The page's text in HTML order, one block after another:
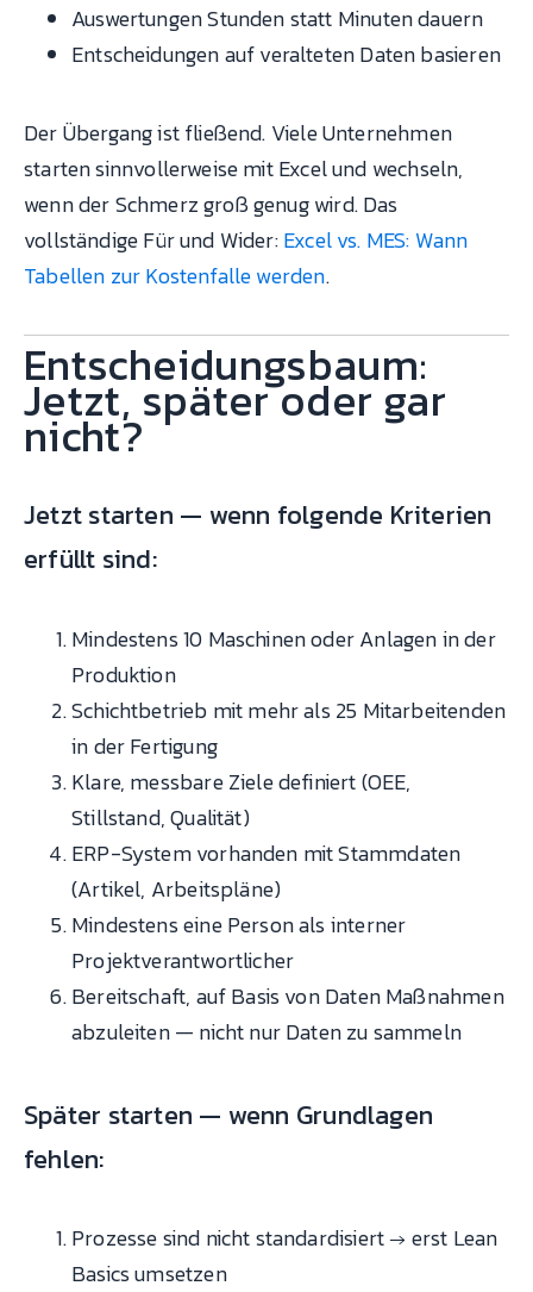
Auswertungen Stunden statt Minuten dauern
Entscheidungen auf veralteten Daten basieren
Der Übergang ist fließend. Viele Unternehmen
starten sinnvollerweise mit Excel und wechseln,
wenn der Schmerz groß genug wird. Das
vollständige Für und Wider:Excel vs. MES: Wann
Tabellen zur Kostenfalle werden.
Entscheidungsbaum:
Jetzt, später oder gar
nicht?
Jetzt starten — wenn folgende Kriterien
erfüllt sind:
Mindestens 10 Maschinen oder Anlagen in der
Produktion
Schichtbetrieb mit mehr als 25 Mitarbeitenden
in der Fertigung
Klare, messbare Ziele definiert (OEE,
Stillstand, Qualität)
ERP-System vorhanden mit Stammdaten
(Artikel, Arbeitspläne)
Mindestens eine Person als interner
Projektverantwortlicher
Bereitschaft, auf Basis von Daten Maßnahmen
abzuleiten — nicht nur Daten zu sammeln
Später starten — wenn Grundlagen
fehlen:
Prozesse sind nicht standardisiert → erst Lean
Basics umsetzen